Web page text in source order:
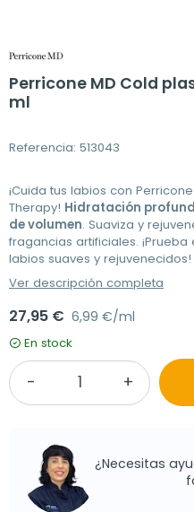
Perricone MD Cold
ml
Referencia: 513043
¡Cuida tus labios con
Therapy! Hidratación
de volumen. Suaviza y
fragancias artificiales.
labios suaves y rejuvenecidos!
Ver descripción completa
27,95 € 6,99 €/ml
En stock
¿Necesitas